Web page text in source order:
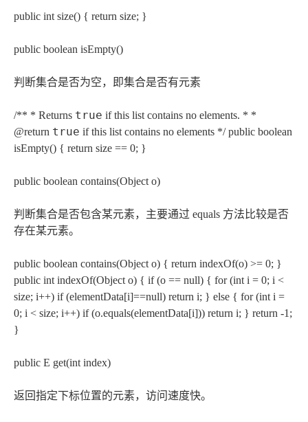
public int size() { return size; }
public boolean isEmpty()
判断集合是否为空，即集合是否有元素
/** * Returns true if this list contains no elements. * *
@return true if this list contains no elements */ public boolean
isEmpty() { return size == 0; }
public boolean contains(Object o)
判断集合是否包含某元素，主要通过 equals 方法比较是否
存在某元素。
public boolean contains(Object o) { return indexOf(o) >= 0; }
public int indexOf(Object o) { if (o == null) { for (int i = 0; i <
size; i++) if (elementData[i]==null) return i; } else { for (int i =
0; i < size; i++) if (o.equals(elementData[i])) return i; } return -1;
}
public E get(int index)
返回指定下标位置的元素，访问速度快。